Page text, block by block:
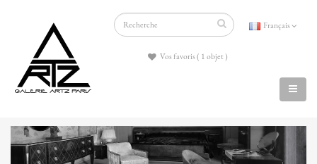
Français
Vos favoris ( 1 objet )